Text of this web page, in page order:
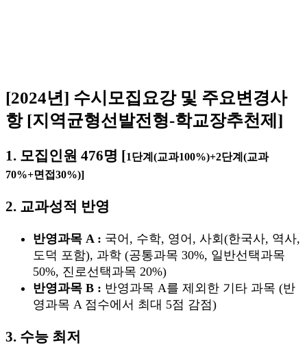
[2024년] 수시모집요강 및 주요변경사
항 [지역균형선발전형-학교장추천제]
1. 모집인원 476명 [1단계(교과100%)+2단계(교과
70%+면접30%)]
2. 교과성적 반영
반영과목 A : 국어, 수학, 영어, 사회(한국사, 역사,
도덕 포함), 과학 (공통과목 30%, 일반선택과목
50%, 진로선택과목 20%)
반영과목 B : 반영과목 A를 제외한 기타 과목 (반
영과목 A 점수에서 최대 5점 감점)
3. 수능 최저